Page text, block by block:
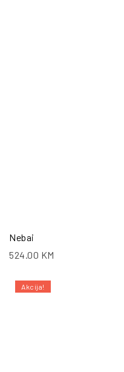
Nebai
524.00 KM
Akcija!